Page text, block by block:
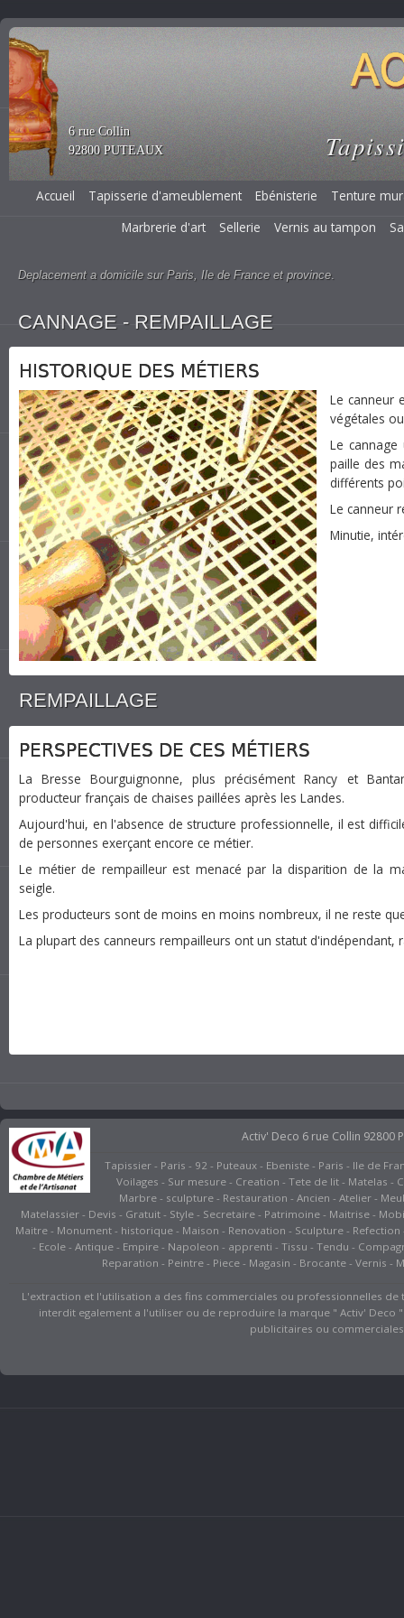
6 rue Collin
92800 PUTEAUX
Accueil Tapisserie d'ameublement Ebénisterie
Tenture
Marbrerie d'art
Sellerie Vernis au tampon
Deplacement a domicile sur Paris, Ile de France et province.
CANNAGE - REMPAILLAGE
HISTORIQUE DES MÉTIERS
Le canneur
végétales
Le
paille des
différents
Le canneur
Minutie,
REMPAILLAGE
PERSPECTIVES DE CES MÉTIERS
La Bresse Bourguignonne, plus précisément Rancy et
producteur français de chaises paillées après les Landes.
Aujourd'hui, en l'absence de structure professionnelle, il est
de personnes exerçant encore ce métier.
Le métier de rempailleur est menacé par la disparition de la
seigle.
Les producteurs sont de moins en moins nombreux, il ne reste
La plupart des canneurs rempailleurs ont un statut d'indépendant,
Activ' Deco 6 rue Collin 92800
Tapissier - Paris - 92 - Puteaux - Ebeniste - Paris - Ile de
Voilages - Sur mesure - Creation - Tete de lit - Matelas
Marbre - sculpture - Restauration - Ancien - Atelier -
Matelassier - Devis - Gratuit - Style - Secretaire - Patrimoine - Maitrise -
Maitre - Monument - historique - Maison - Renovation - Sculpture -
- Ecole - Antique - Empire - Napoleon - apprenti - Tissu - Tendu -
Reparation - Peintre - Piece - Magasin - Brocante - Vernis -
L'extraction et l'utilisation a des fins commerciales ou professionnelles
interdit egalement a l'utiliser ou de reproduire la marque " Activ'
publicitaires ou